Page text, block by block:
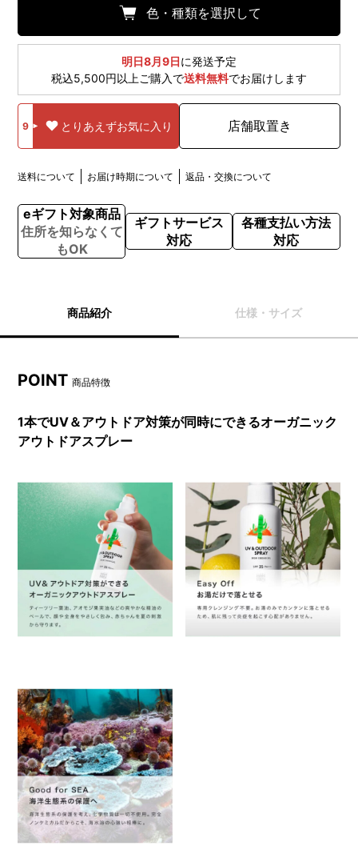
色・種類を選択して
明日8月9日に発送予定
税込5,500円以上ご購入で送料無料でお届けします
9 とりあえずお気に入り 店舗取置き
送料について お届け時期について 返品・交換について
eギフト対象商品
住所を知らなくて
もOK
ギフトサービス
対応
各種支払い方法
対応
商品紹介 仕様・サイズ
POINT商品特徴
1本でUV＆アウトドア対策が同時にできるオーガニック
アウトドアスプレー